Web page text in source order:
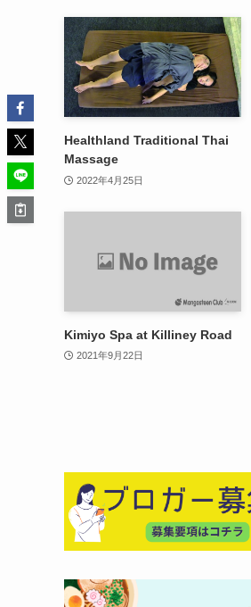
Healthland Traditional Thai
Massage
2022年4月25日
Kimiyo Spa at Killiney Road
2021年9月22日